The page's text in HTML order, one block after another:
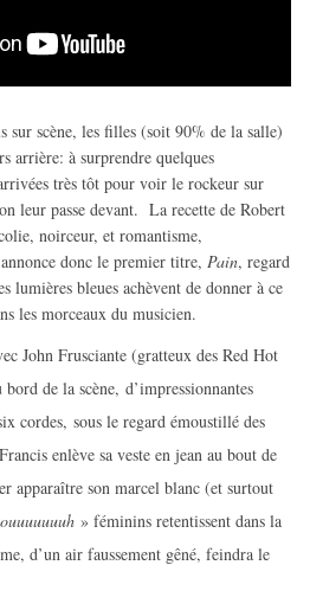
sur scène, les filles (soit 90% de la salle)
arrière: à surprendre quelques
très tôt pour voir le rockeur sur
leur passe devant. La recette de Robert
noirceur, et romantisme,
donc le premier titre, Pain, regard
lumières bleues achèvent de donner à ce
les morceaux du musicien.
John Frusciante (gratteux des Red Hot
de la scène, d’impressionnantes
cordes, sous le regard émoustillé des
enlève sa veste en jean au bout de
apparaître son marcel blanc (et surtout
ouuuuuuuh » féminins retentissent dans la
d’un air faussement gêné, feindra le